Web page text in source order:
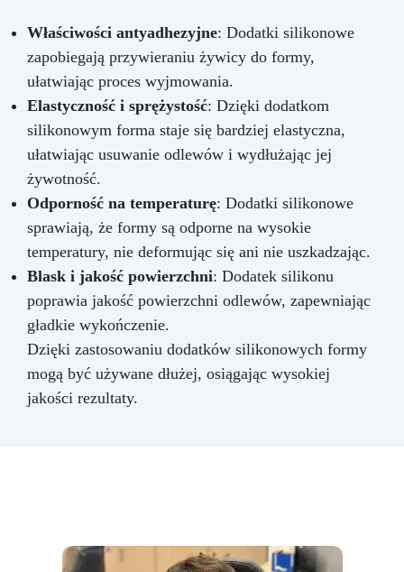
Właściwości antyadhezyjne: Dodatki silikonowe
zapobiegają przywieraniu żywicy do formy,
ułatwiając proces wyjmowania.
Elastyczność i sprężystość: Dzięki dodatkom
silikonowym forma staje się bardziej elastyczna,
ułatwiając usuwanie odlewów i wydłużając jej
żywotność.
Odporność na temperaturę: Dodatki silikonowe
sprawiają, że formy są odporne na wysokie
temperatury, nie deformując się ani nie uszkadzając.
Blask i jakość powierzchni: Dodatek silikonu
poprawia jakość powierzchni odlewów, zapewniając
gładkie wykończenie.
Dzięki zastosowaniu dodatków silikonowych formy
mogą być używane dłużej, osiągając wysokiej
jakości rezultaty.